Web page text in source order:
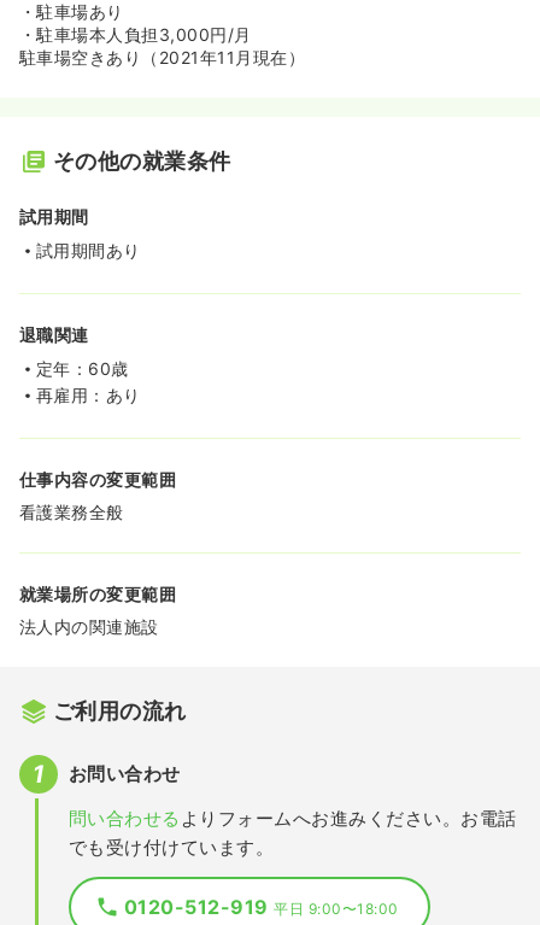
・駐車場あり
・駐車場本人負担3,000円/月
駐車場空きあり（2021年11月現在）
その他の就業条件
試用期間
試用期間あり
退職関連
定年：60歳
再雇用：あり
仕事内容の変更範囲
看護業務全般
就業場所の変更範囲
法人内の関連施設
ご利用の流れ
お問い合わせ
問い合わせる よりフォームへお進みください。お電話
でも受け付けています。
0120-512-919平日 9:00〜18:00